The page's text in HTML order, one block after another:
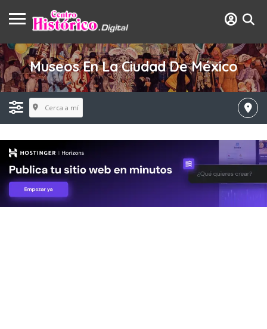
Museos En La Ciudad De México
Cerca a mí